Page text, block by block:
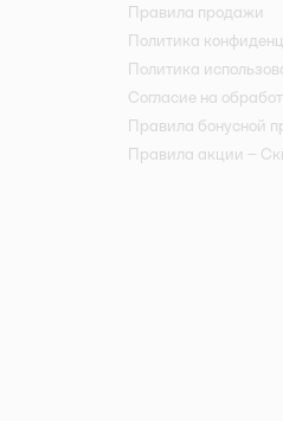
Правила продажи
Политика
Политика
Согласие на
Правила бонусной
Правила акции –